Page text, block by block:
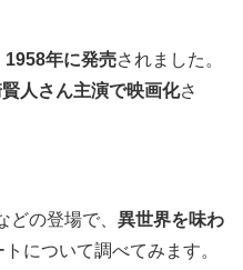
1958年に発売されました。
人さん主演で映画化さ
の登場で、 異世界を味わ
について調べてみます。